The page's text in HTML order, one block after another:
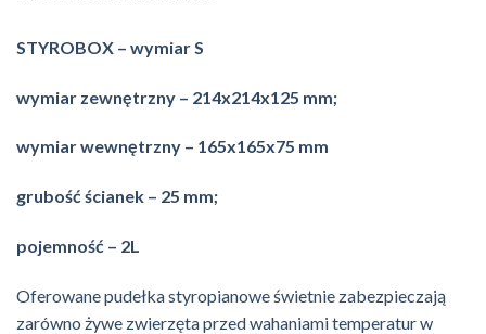
STYROBOX – wymiar S
wymiar zewnętrzny – 214x214x125 mm;
wymiar wewnętrzny – 165x165x75 mm
grubość ścianek – 25 mm;
pojemność – 2L
Oferowane pudełka styropianowe świetnie zabezpieczają
zarówno żywe zwierzęta przed wahaniami temperatur w